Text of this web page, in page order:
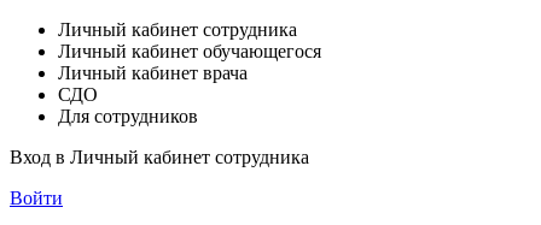
Личный кабинет сотрудника
Личный кабинет обучающегося
Личный кабинет врача
СДО
Для сотрудников
Вход в Личный кабинет сотрудника
Войти